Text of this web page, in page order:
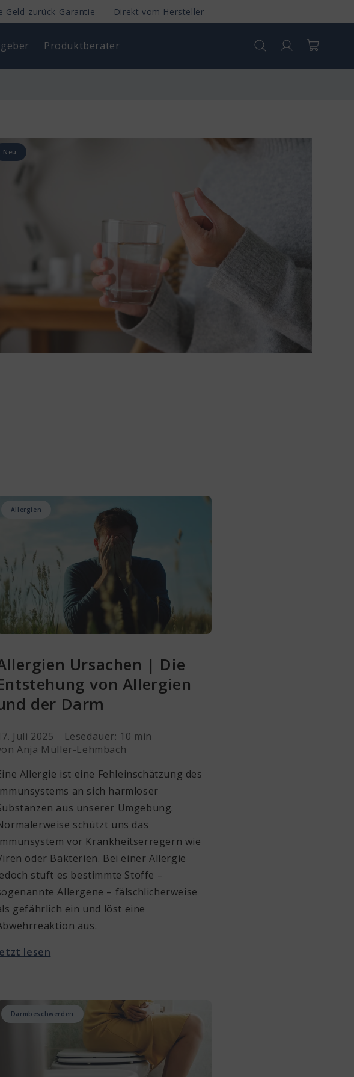
Geld-zurück-Garantie Direkt vom Hersteller
Produktberater AnmeldenWarenkorb
Neu
Allergien
Ursachen | Die
von Allergien
der Darm
Juli 2025
Lesedauer: 10 min
Anja Müller-Lehmbach
Allergie ist eine Fehleinschätzung des
an sich harmloser
aus unserer Umgebung.
schützt uns das
vor Krankheitserregern wie
oder Bakterien. Bei einer Allergie
stuft es bestimmte Stoffe –
Allergene – fälschlicherweise
gefährlich ein und löst eine
aus.
lesen
Darmbeschwerden